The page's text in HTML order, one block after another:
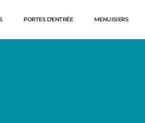
PORTES D'ENTRÉE MENUISIERS